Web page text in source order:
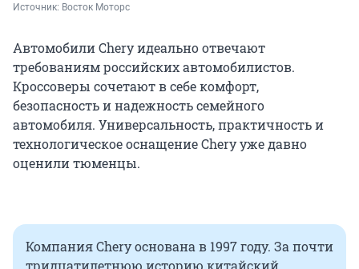
Источник: Восток Моторс
Автомобили Chery идеально отвечают
требованиям российских автомобилистов.
Кроссоверы сочетают в себе комфорт,
безопасность и надежность семейного
автомобиля. Универсальность, практичность и
технологическое оснащение Chery уже давно
оценили тюменцы.
Компания Chery основана в 1997 году. За почти
тридцатилетнюю историю китайский